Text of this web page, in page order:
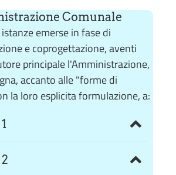
Comunale
emerse in fase di
e coprogettazione, aventi
principale l'Amministrazione,
accanto alle "forme di
la loro esplicita formulazione, a: